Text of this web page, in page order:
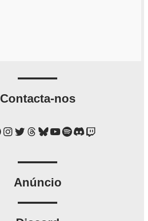
Contacta-nos
Instagram Twitter Threads Bluesky YouTube Spotify Discord Twitch
Anúncio